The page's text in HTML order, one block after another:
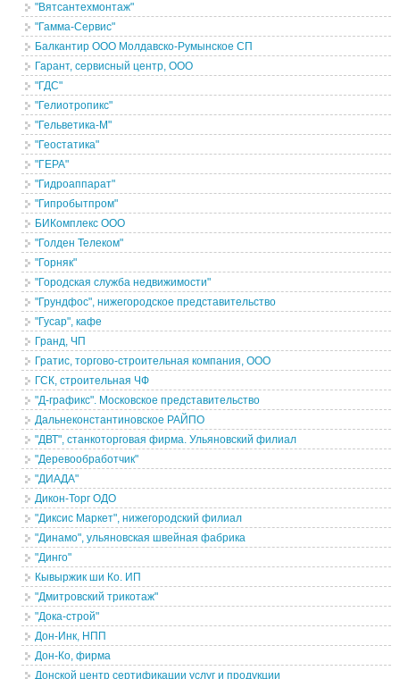
"Вятсантехмонтаж"
"Гамма-Сервис"
Балкантир ООО Молдавско-Румынское СП
Гарант, сервисный центр, ООО
"ГДС"
"Гелиотропикс"
"Гельветика-М"
"Геостатика"
"ГЕРА"
"Гидроаппарат"
"Гипробытпром"
БИКомплекс ООО
"Голден Телеком"
"Горняк"
"Городская служба недвижимости"
"Грундфос", нижегородское представительство
"Гусар", кафе
Гранд, ЧП
Гратис, торгово-строительная компания, ООО
ГСК, строительная ЧФ
"Д-графикс". Московское представительство
Дальнеконстантиновское РАЙПО
"ДВТ", станкоторговая фирма. Ульяновский филиал
"Деревообработчик"
"ДИАДА"
Дикон-Торг ОДО
"Диксис Маркет", нижегородский филиал
"Динамо", ульяновская швейная фабрика
"Динго"
Кывыржик ши Ко. ИП
"Дмитровский трикотаж"
"Дока-строй"
Дон-Инк, НПП
Дон-Ко, фирма
Донской центр сертификации услуг и продукции